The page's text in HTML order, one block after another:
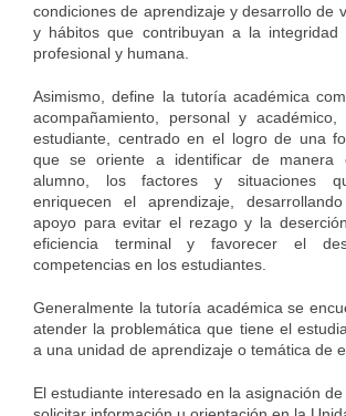
condiciones de aprendizaje y desarrollo de
y hábitos que contribuyan a la integridad
profesional y humana.
Asimismo, define la tutoría académica
acompañamiento, personal y académico,
estudiante, centrado en el logro de una
que se oriente a identificar de manera
alumno, los factores y situaciones
enriquecen el aprendizaje,
apoyo para evitar el rezago y la
eficiencia terminal y favorecer el
competencias en los estudiantes.
Generalmente la tutoría académica se
atender la problemática que tiene el
a una unidad de aprendizaje o temática de
El estudiante interesado en la asignación